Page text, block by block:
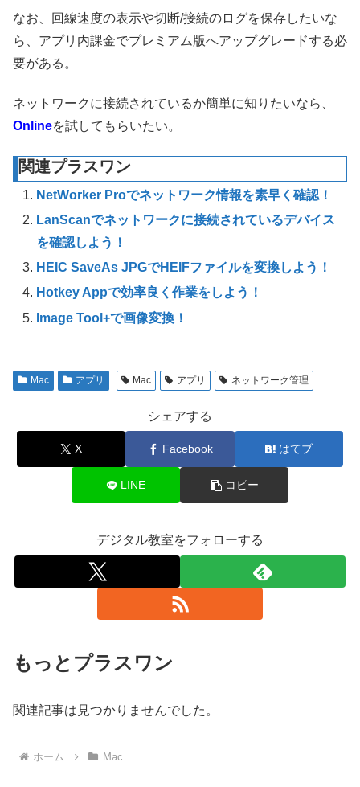
なお、回線速度の表示や切断/接続のログを保存したいな
ら、アプリ内課金でプレミアム版へアップグレードする必
要がある。
ネットワークに接続されているか簡単に知りたいなら、
Onlineを試してもらいたい。
関連プラスワン
NetWorker Proでネットワーク情報を素早く確認！
LanScanでネットワークに接続されているデバイス
を確認しよう！
HEIC SaveAs JPGでHEIFファイルを変換しよう！
Hotkey Appで効率良く作業をしよう！
Image Tool+で画像変換！
Mac アプリ Mac アプリ ネットワーク管理
シェアする
X Facebook はてブ
LINE コピー
デジタル教室をフォローする
もっとプラスワン
関連記事は見つかりませんでした。
ホーム Mac